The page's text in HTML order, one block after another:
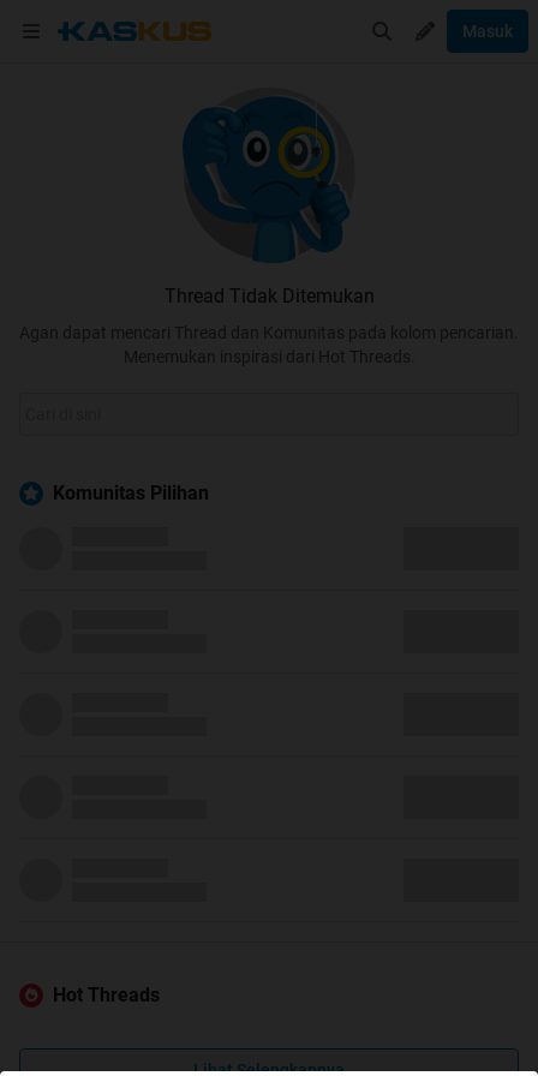
Masuk
Thread Tidak Ditemukan
Agan dapat mencari Thread dan Komunitas pada kolom pencarian.
Menemukan inspirasi dari Hot Threads.
Komunitas Pilihan
Hot Threads
Lihat Selengkapnya